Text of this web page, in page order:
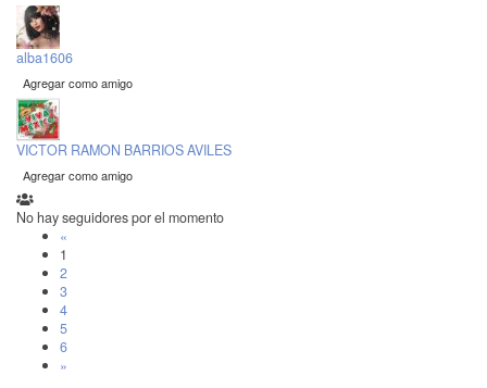
alba1606
Agregar como amigo
VICTOR RAMON BARRIOS AVILES
Agregar como amigo
No hay seguidores por el momento
«
1
2
3
4
5
6
»